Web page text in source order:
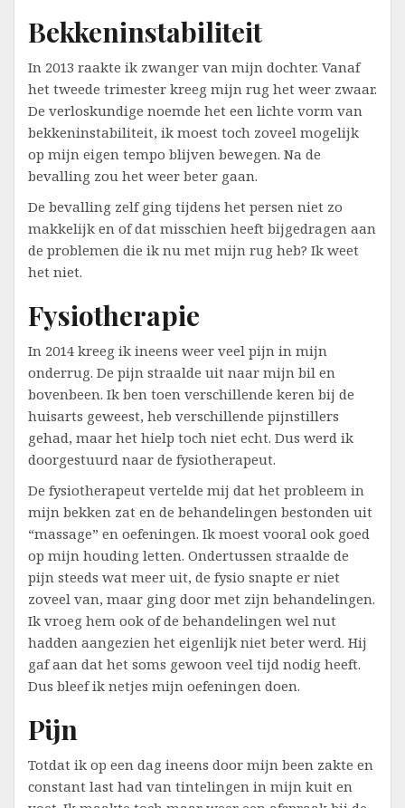
Bekkeninstabiliteit
In 2013 raakte ik zwanger van mijn dochter. Vanaf
het tweede trimester kreeg mijn rug het weer zwaar.
De verloskundige noemde het een lichte vorm van
bekkeninstabiliteit, ik moest toch zoveel mogelijk
op mijn eigen tempo blijven bewegen. Na de
bevalling zou het weer beter gaan.
De bevalling zelf ging tijdens het persen niet zo
makkelijk en of dat misschien heeft bijgedragen aan
de problemen die ik nu met mijn rug heb? Ik weet
het niet.
Fysiotherapie
In 2014 kreeg ik ineens weer veel pijn in mijn
onderrug. De pijn straalde uit naar mijn bil en
bovenbeen. Ik ben toen verschillende keren bij de
huisarts geweest, heb verschillende pijnstillers
gehad, maar het hielp toch niet echt. Dus werd ik
doorgestuurd naar de fysiotherapeut.
De fysiotherapeut vertelde mij dat het probleem in
mijn bekken zat en de behandelingen bestonden uit
“massage” en oefeningen. Ik moest vooral ook goed
op mijn houding letten. Ondertussen straalde de
pijn steeds wat meer uit, de fysio snapte er niet
zoveel van, maar ging door met zijn behandelingen.
Ik vroeg hem ook of de behandelingen wel nut
hadden aangezien het eigenlijk niet beter werd. Hij
gaf aan dat het soms gewoon veel tijd nodig heeft.
Dus bleef ik netjes mijn oefeningen doen.
Pijn
Totdat ik op een dag ineens door mijn been zakte en
constant last had van tintelingen in mijn kuit en